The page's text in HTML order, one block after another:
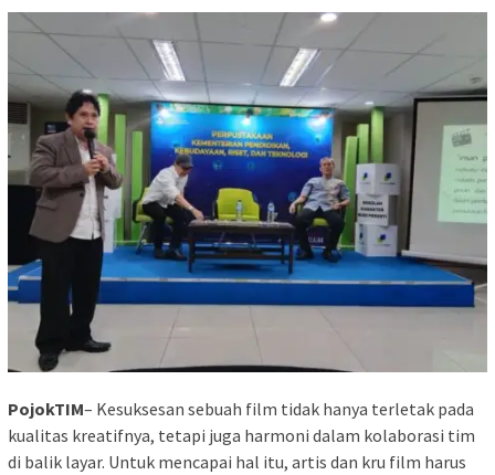
PojokTIM– Kesuksesan sebuah film tidak hanya terletak pada
kualitas kreatifnya, tetapi juga harmoni dalam kolaborasi tim
di balik layar. Untuk mencapai hal itu, artis dan kru film harus